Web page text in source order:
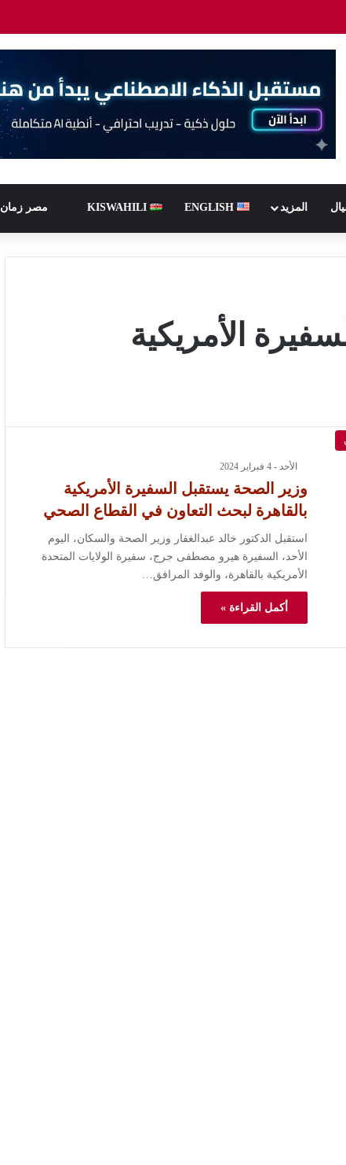
المزيد ENGLISH
KISWAHILI مصر زمان
الأمريكية
الأحد - 4 فبراير 2024
وزير الصحة يستقبل السفيرة الأمريكية
بالقاهرة لبحث التعاون في القطاع الصحي
استقبل الدكتور خالد عبدالغفار وزير الصحة والسكان، اليوم
الأحد، السفيرة هيرو مصطفى جرج، سفيرة الولايات المتحدة
الأمريكية بالقاهرة، والوفد المرافق…
أكمل القراءة »